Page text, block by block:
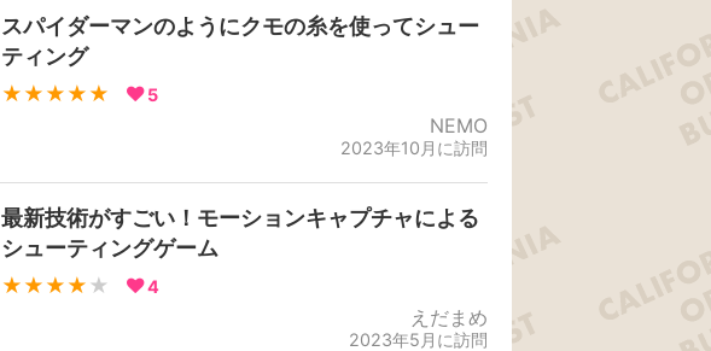
スパイダーマンのようにクモの糸を使ってシュー
ティング
★★★★★ 5
NEMO
2023年10月に訪問
最新技術がすごい！モーションキャプチャによる
シューティングゲーム
★★★★ ★ 4
えだまめ
2023年5月に訪問